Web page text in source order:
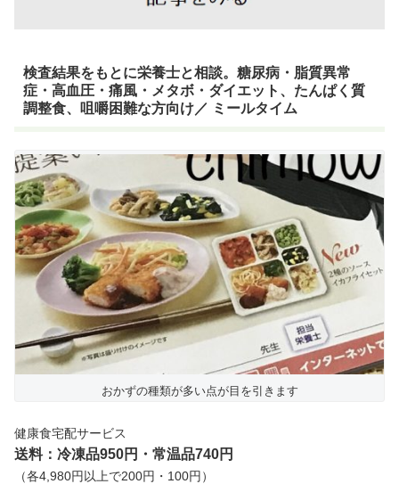
検査結果をもとに栄養士と相談。糖尿病・脂質異常
症・高血圧・痛風・メタボ・ダイエット、たんぱく質
調整食、咀嚼困難な方向け／ ミールタイム
おかずの種類が多い点が目を引きます
健康食宅配サービス
送料：冷凍品950円・常温品740円
（各4,980円以上で200円・100円）